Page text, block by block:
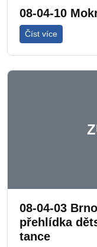
08-04-10
Číst více
08-04-03
přehlídka
tance